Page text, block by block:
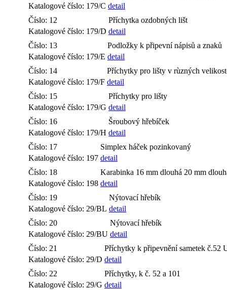
Katalogové číslo: 179/C detail
Číslo: 12
Příchytka ozdobných lišt
Katalogové číslo: 179/D detail
Číslo: 13
Podložky k připevní nápisů a znaků
Katalogové číslo: 179/E detail
Číslo: 14
Příchytky pro lišty v rùzných
Katalogové číslo: 179/F detail
Číslo: 15
Příchytky pro lišty
Katalogové číslo: 179/G detail
Číslo: 16
Šroubový hřebíček
Katalogové číslo: 179/H detail
Číslo: 17
Simplex háček pozinkovaný
Katalogové číslo: 197 detail
Číslo: 18
Karabinka 16 mm dlouhá 20 mm
Katalogové číslo: 198 detail
Číslo: 19
Nýtovací hřebík
Katalogové číslo: 29/BL detail
Číslo: 20
Nýtovací hřebík
Katalogové číslo: 29/BU detail
Číslo: 21
Příchytky k připevnění sametek č.52
Katalogové číslo: 29/D detail
Číslo: 22
Příchytky, k č. 52 a 101
Katalogové číslo: 29/G detail